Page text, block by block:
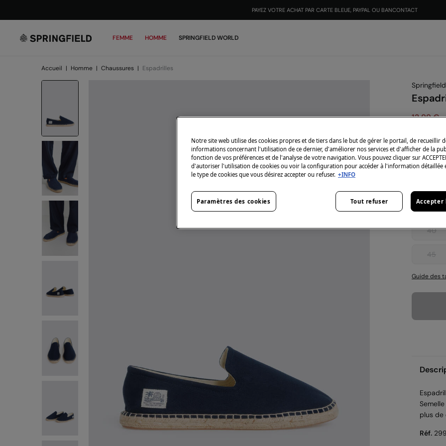
REJOIGNEZ GRATUITEMENT LE SPRINGFIELD CLUB ET RECEVEZ 12 €
FEMME HOMME SPRINGFIELD WORLD
Accueil | Homme | Chaussures | Espadrilles
Springfield
12,99 €
-10% |
Coloris:
Taille:
40
45
Guide des
plus de
Réf.
Notre site web utilise des cookies propres et de tiers dans le but de gérer le portail, de recueillir
informations concernant l'utilisation de ce dernier, d'améliorer nos services et d'afficher de la
fonction de vos préférences et de l'analyse de votre navigation. Vous pouvez cliquer sur
d'autoriser l'utilisation de cookies ou voir la configuration pour accéder à l'information détaillée
le type de cookies que vous désirez accepter ou refuser. +INFO
Tout refuser Accepter
Paramètres des cookies